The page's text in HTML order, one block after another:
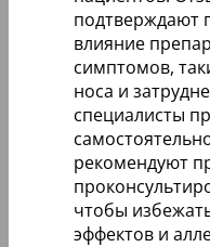
подтверждают
влияние
симптомов,
носа и
специалисты
рекомендуют
чтобы
эффектов и